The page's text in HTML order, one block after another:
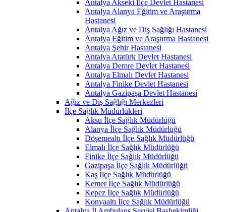
Antalya Akseki İlçe Devlet Hastanesi
Antalya Alanya Eğitim ve Araştırma
Hastanesi
Antalya Ağız ve Diş Sağlığı Hastanesi
Antalya Eğitim ve Araştırma Hastanesi
Antalya Şehir Hastanesi
Antalya Atatürk Devlet Hastanesi
Antalya Demre Devlet Hastanesi
Antalya Elmalı Devlet Hastanesi
Antalya Finike Devlet Hastanesi
Antalya Gazipaşa Devlet Hastanesi
Ağız ve Diş Sağlığı Merkezleri
İlçe Sağlık Müdürlükleri
Aksu İlçe Sağlık Müdürlüğü
Alanya İlçe Sağlık Müdürlüğü
Döşemealtı İlçe Sağlık Müdürlüğü
Elmalı İlçe Sağlık Müdürlüğü
Finike İlçe Sağlık Müdürlüğü
Gazipaşa İlçe Sağlık Müdürlüğü
Kaş İlçe Sağlık Müdürlüğü
Kemer İlçe Sağlık Müdürlüğü
Kepez İlçe Sağlık Müdürlüğü
Konyaaltı İlçe Sağlık Müdürlüğü